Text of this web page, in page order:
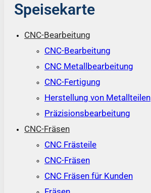
Speisekarte
CNC-Bearbeitung
CNC-Bearbeitung
CNC Metallbearbeitung
CNC-Fertigung
Herstellung von Metallteilen
Präzisionsbearbeitung
CNC-Fräsen
CNC Frästeile
CNC-Fräsen
CNC Fräsen für Kunden